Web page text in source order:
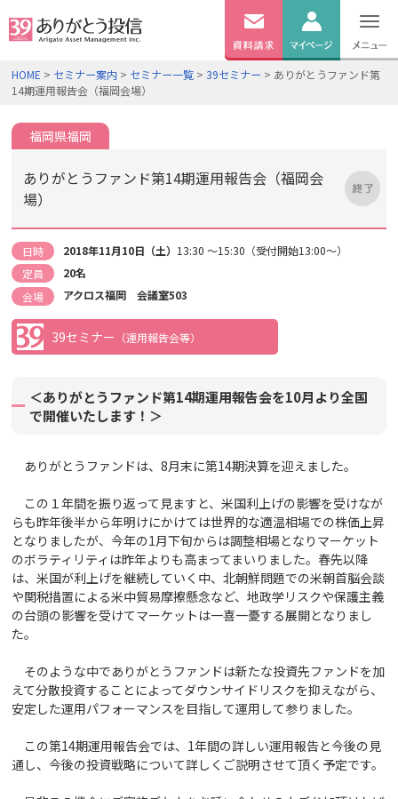
無料
資料 ログイン
HOME > セミナー案内 > セミナー一覧 >39セミナー > ありがとうファンド第
14期運用報告会（福岡会場）
福岡県福岡
ありがとうファンド第14期運用報告会（福岡会
場）
日時 2018年11月10日（土） 13:30 ～15:30（受付開始13:00～）
定員
20名
会場
アクロス福岡 会議室503
39セミナー （運用報告会等）
＜ありがとうファンド第14期運用報告会を10月より全国
で開催いたします！＞
ありがとうファンドは、8月末に第14期決算を迎えました。
この１年間を振り返って見ますと、米国利上げの影響を受けなが
らも昨年後半から年明けにかけては世界的な適温相場での株価上昇
となりましたが、今年の1月下旬からは調整相場となりマーケット
のボラティリティは昨年よりも高まってまいりました。春先以降
は、米国が利上げを継続していく中、北朝鮮問題での米朝首脳会談
や関税措置による米中貿易摩擦懸念など、地政学リスクや保護主義
の台頭の影響を受けてマーケットは一喜一憂する展開となりまし
た。
そのような中でありがとうファンドは新たな投資先ファンドを加
えて分散投資することによってダウンサイドリスクを抑えながら、
安定した運用パフォーマンスを目指して運用して参りました。
この第14期運用報告会では、1年間の詳しい運用報告と今後の見
通し、今後の投資戦略について詳しくご説明させて頂く予定です。